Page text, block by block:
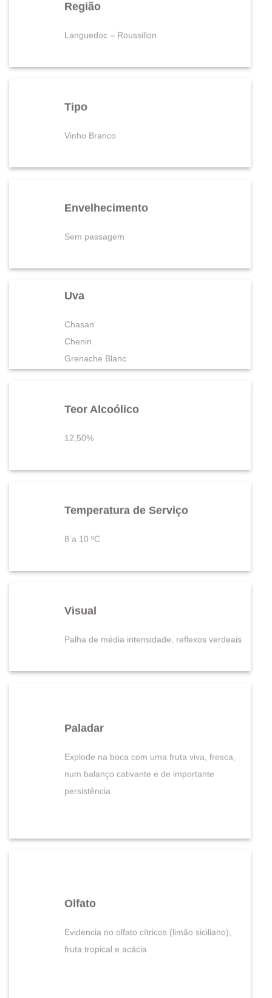
Região
Languedoc – Roussillon
Tipo
Vinho Branco
Envelhecimento
Sem passagem
Uva
Chasan
Chenin
Grenache Blanc
Vermentino
Teor Alcoólico
12,50%
Temperatura de Serviço
8 a 10 ºC
Visual
Palha de média intensidade, reflexos verdeais
Paladar
Explode na boca com uma fruta viva, fresca,
num balanço cativante e de importante
persistência
Olfato
Evidencia no olfato cítricos (limão siciliano),
fruta tropical e acácia